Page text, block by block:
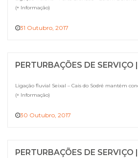
(+ Informação)
31 Outubro, 2017
PERTURBAÇÕES DE SERVIÇO
Ligação fluvial Seixal – Cais do Sodré mantém
(+ Informação)
30 Outubro, 2017
PERTURBAÇÕES DE SERVIÇO